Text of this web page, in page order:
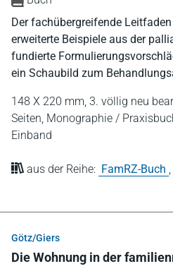
Der fachübergreifende
erweiterte Beispiele aus der
fundierte
ein Schaubild zum
148 X 220 mm, 3. völlig neu
Seiten, Monographie /
Einband
aus der Reihe: FamRZ-Buch ,
Götz/Giers
Die Wohnung in der